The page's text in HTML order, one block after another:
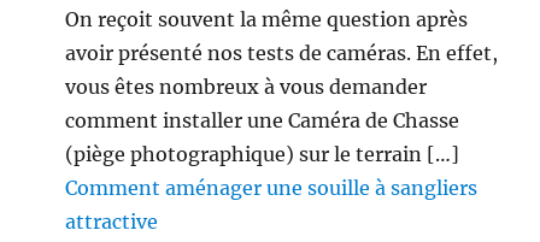
r
s
?
On reçoit souvent la même question après
avoir présenté nos tests de caméras. En effet,
vous êtes nombreux à vous demander
comment installer une Caméra de Chasse
(piège photographique) sur le terrain […]
Comment aménager une souille à sangliers
attractive